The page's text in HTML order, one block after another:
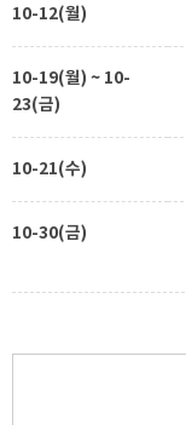
10-12(월)
10-19(월) ~ 10-
23(금)
10-21(수)
10-30(금)